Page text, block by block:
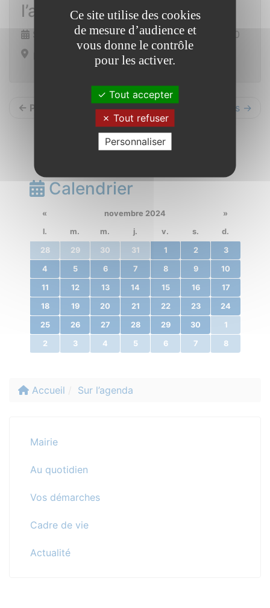
l’association Evoé
Samedi 14 décembre 2024 de 16h00 à 18h30
Eglise de St Vincent sur Oust
← Précédents Suivants →
Calendrier
« novembre 2024
»
l.
m. m. j. v. s. d.
28 29 30 31 1 2 3
4 5 6 7 8 9 10
11 12 13 14 15 16 17
18 19 20 21 22 23 24
25 26 27 28 29 30 1
2 3 4 5 6 7 8
Accueil Sur l’agenda
Mairie
Au quotidien
Vos démarches
Cadre de vie
Actualité
Ce site utilise des cookies
de mesure d’audience et
vous donne le contrôle
pour les activer.
Tout accepter
Tout refuser
Personnaliser